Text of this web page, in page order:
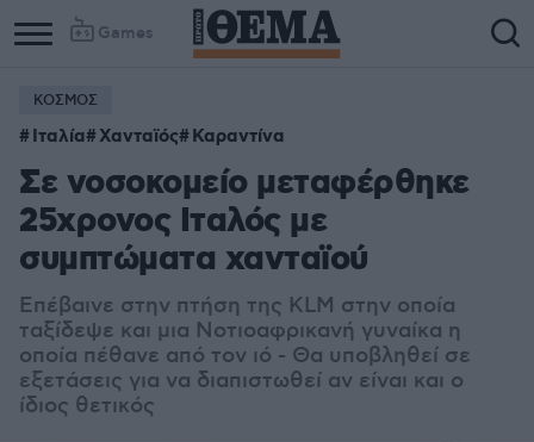
Games
Column
1
Column
2
ΚΟΣΜΟΣ
Ιταλία Χανταϊός Καραντίνα
Σε νοσοκομείο μεταφέρθηκε
25χρονος Ιταλός με
συμπτώματα χανταϊού
Επέβαινε στην πτήση της KLM στην οποία
ταξίδεψε και μια Νοτιοαφρικανή γυναίκα η
οποία πέθανε από τον ιό - Θα υποβληθεί σε
εξετάσεις για να διαπιστωθεί αν είναι και ο
ίδιος θετικός